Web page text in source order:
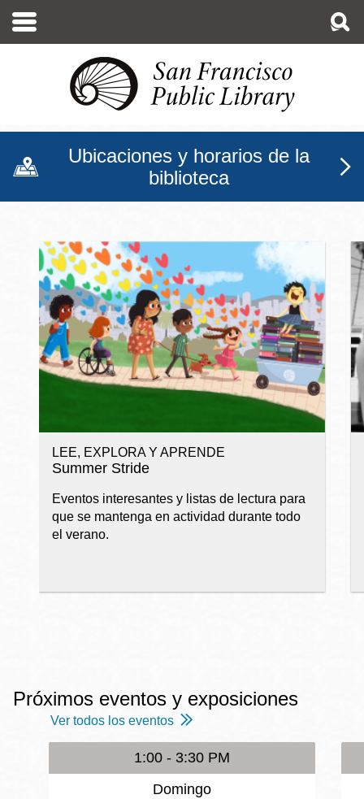
contenido
Ubicaciones y horarios de la
biblioteca
Biblioteca Pública de San
LEE, EXPLORA Y APRENDE
Summer Stride
Eventos interesantes y listas de lectura para
que se mantenga en actividad durante todo
el verano.
Próximos eventos y exposiciones
Ver todos los eventos
1:00 - 3:30 PM
Domingo